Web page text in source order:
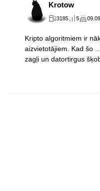
Krotow
3185 5
Kripto algoritmiem ir
aizvietotājiem. Kad šo
zagļi un datortirgus